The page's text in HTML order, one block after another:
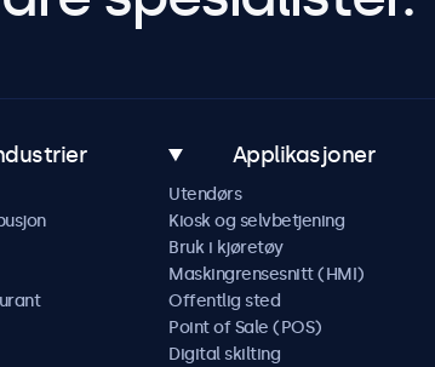
Applikasjoner
Utendørs
Kiosk og selvbetjening
Bruk i kjøretøy
Maskingrensesnitt (HMI)
Offentlig sted
Point of Sale (POS)
Digital skilting